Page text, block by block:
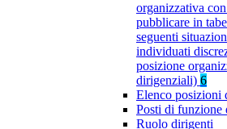
organizzativa
pubblicare in
seguenti
individuati
posizione
dirigenziali) 6
Elenco posizioni
Posti di funzione
Ruolo dirigenti